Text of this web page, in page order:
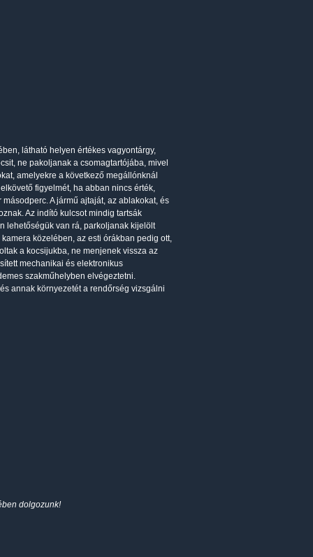
látható helyen értékes vagyontárgy,
ne pakoljanak a csomagtartójába, mivel
amelyekre a következő megállónknál
figyelmét, ha abban nincs érték,
A jármű ajtaját, az ablakokat, és
Az indító kulcsot mindig tartsák
lehetőségük van rá, parkoljanak kijelölt
közelében, az esti órákban pedig ott,
a kocsijukba, ne menjenek vissza az
mechanikai és elektronikus
szakműhelyben elvégeztetni.
annak környezetét a rendőrség vizsgálni
dolgozunk!